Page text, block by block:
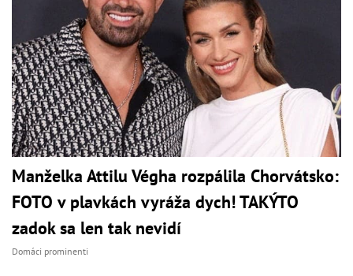
Manželka Attilu Végha rozpálila Chorvátsko:
FOTO v plavkách vyráža dych! TAKÝTO
zadok sa len tak nevidí
Domáci prominenti